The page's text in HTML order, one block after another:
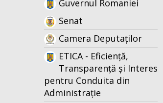
Guvernul Romaniei
Senat
Camera Deputaților
ETICA - Eficiență,
Transparență și Interes
pentru Conduita din
Administrație